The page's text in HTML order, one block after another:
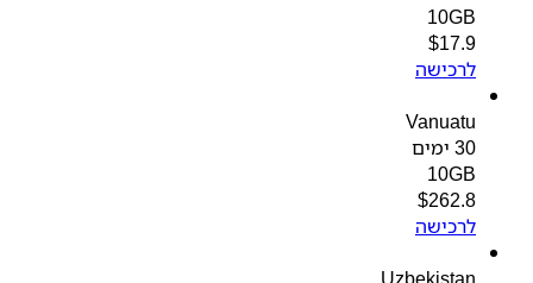
10GB
$17.9
לרכישה
Vanuatu
10GB
$262.8
לרכישה